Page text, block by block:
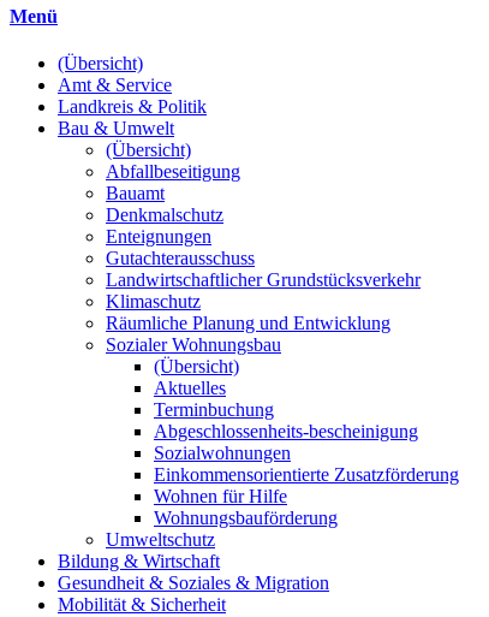
Menü
(Übersicht)
Amt & Service
Landkreis & Politik
Bau & Umwelt
(Übersicht)
Abfallbeseitigung
Bauamt
Denkmalschutz
Enteignungen
Gutachterausschuss
Landwirtschaftlicher Grundstücksverkehr
Klimaschutz
Räumliche Planung und Entwicklung
Sozialer Wohnungsbau
(Übersicht)
Aktuelles
Terminbuchung
Abgeschlossenheits-bescheinigung
Sozialwohnungen
Einkommensorientierte Zusatzförderung
Wohnen für Hilfe
Wohnungsbauförderung
Umweltschutz
Bildung & Wirtschaft
Gesundheit & Soziales & Migration
Mobilität & Sicherheit